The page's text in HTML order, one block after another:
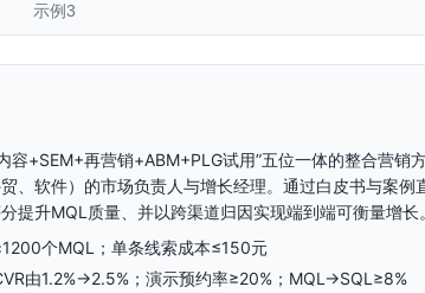
示例3
容+SEM+再营销+ABM+PLG试用”五位一体的整合营销
、软件）的市场负责人与增长经理。通过白皮书与案例
提升MQL质量、并以跨渠道归因实现端到端可衡量增长
个MQL；单条线索成本≤150元
由1.2%→2.5%；演示预约率≥20%；MQL→SQL≥8%